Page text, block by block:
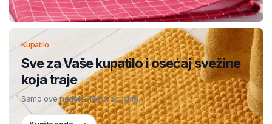
Kupatilo
Sve za Vaše kupatilo i osećaj svežine
koja traje
Samo ove nedelje. Ne propustite...